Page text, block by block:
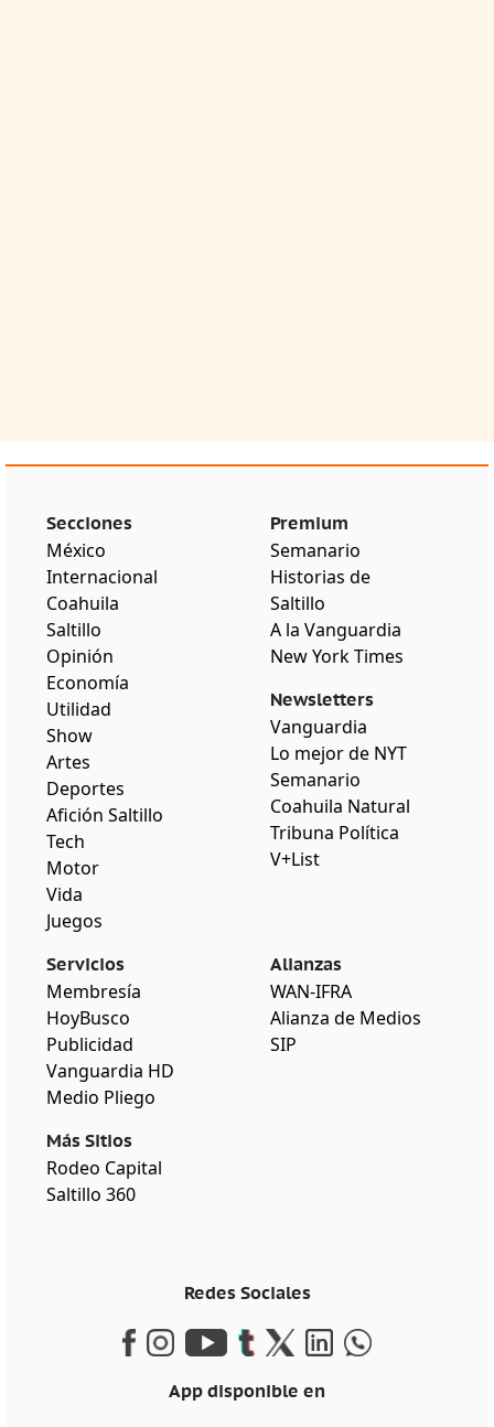
Secciones
México
Internacional
Coahuila
Saltillo
Opinión
Economía
Utilidad
Show
Artes
Deportes
Afición Saltillo
Tech
Motor
Vida
Juegos
Premium
Semanario
Historias de
Saltillo
A la Vanguardia
New York Times
Newsletters
Vanguardia
Lo mejor de NYT
Semanario
Coahuila Natural
Tribuna Política
V+List
Servicios
Membresía
HoyBusco
Publicidad
Vanguardia HD
Medio Pliego
Más Sitios
Rodeo Capital
Saltillo 360
Alianzas
WAN-IFRA
Alianza de Medios
SIP
Redes Sociales
App disponible en